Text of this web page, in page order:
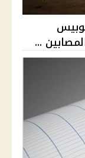
أتوبيس
...